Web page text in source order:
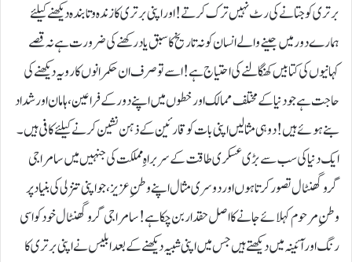
برتری کو جتانے کی رٹ نہیں ترک کرتے !اور اپنی برتری کا زندہ و تابندہ دیکھنے کیلئے
ہمارے دور میں جینے والے انسان کو نہ تاریخ کا سبق یاد رکھنے کی ضرورت ہے نہ قصے
کہانیوں کی کتابیں کھنگالنے کی احتیاج ہے ! اسے تو صرف ان حکمرانوں کا رویہ دیکھنے کی
حاجت ہے جو دنیا کے مختلف ممالک اور خطوں میں اپنے دور کے فراعین، ہامان اور شداد
بنے ہوئے ہیں!دو ہی مثالیں اپنی بات کو قارئین کے ذہن نشین کرنے کیلئے کافی ہیں۔
ایک دنیا کی سب سے بڑی عسکری طاقت کے سربراہِ مملکت کی جنہیں میں سامراجی
گرو گھنٹال تصور کرتا ہوں اور دوسری مثال اپنے وطنِ عزیز، جو اپنی تنزلی کی بنیاد پر
وطنِ مرحوم کہلائے جانے کا اصل حقدار بن چکا ہے!سامراجی گرو گھنٹال خود کو اسی
رنگ اور آئینہ میں دیکھتے ہیں جس میں اپنی شبیہ دیکھنےکے بعد ابلیس نے اپنی برتری کا